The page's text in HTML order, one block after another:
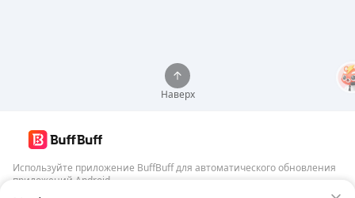
Наверх
Используйте приложение BuffBuff для автоматического обновления
приложений Android